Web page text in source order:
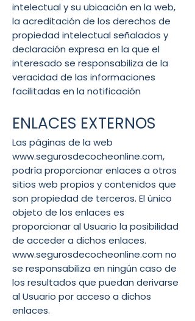
intelectual y su ubicación en la web,
la acreditación de los derechos de
propiedad intelectual señalados y
declaración expresa en la que el
interesado se responsabiliza de la
veracidad de las informaciones
facilitadas en la notificación
ENLACES EXTERNOS
Las páginas de la web
www.segurosdecocheonline.com,
podría proporcionar enlaces a otros
sitios web propios y contenidos que
son propiedad de terceros. El único
objeto de los enlaces es
proporcionar al Usuario la posibilidad
de acceder a dichos enlaces.
www.segurosdecocheonline.com no
se responsabiliza en ningún caso de
los resultados que puedan derivarse
al Usuario por acceso a dichos
enlaces.